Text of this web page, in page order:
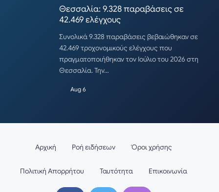
Θεσσαλία: 9.328 παραβάσεις σε
42.469 ελέγχους
Συνολικά 9.328 παραβάσεις βεβαιώθηκαν σε
42.469 τροχονομικούς ελέγχους που
πραγματοποιήθηκαν τον Ιούλιο του 2026 στη
Θεσσαλία. Την…
Aug 6
Αρχική Ροή ειδήσεων Όροι χρήσης
Πολιτική Απορρήτου Ταυτότητα Επικοινωνία